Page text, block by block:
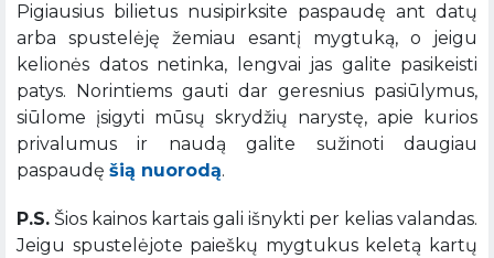
Pigiausius bilietus nusipirksite paspaudę ant datų
arba spustelėję žemiau esantį mygtuką, o jeigu
kelionės datos netinka, lengvai jas galite pasikeisti
patys. Norintiems gauti dar geresnius pasiūlymus,
siūlome įsigyti mūsų skrydžių narystę, apie kurios
privalumus ir naudą galite sužinoti daugiau
paspaudę šią nuorodą.
P.S. Šios kainos kartais gali išnykti per kelias valandas.
Jeigu spustelėjote paieškų mygtukus keletą kartų